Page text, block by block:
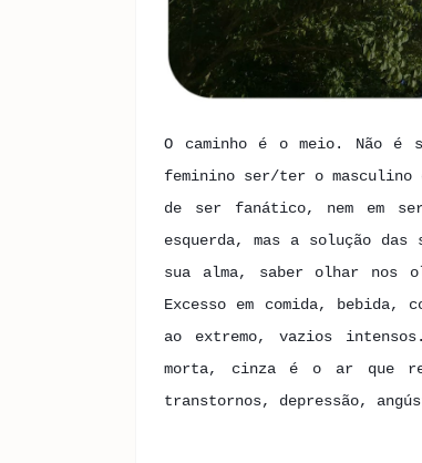
O caminho é o meio. Não é
feminino ser/ter o
de ser fanático, nem em
esquerda, mas a solução
sua alma, saber olhar nos
Excesso em comida, bebida,
ao extremo, vazios
morta, cinza é o ar que
transtornos, depressão,